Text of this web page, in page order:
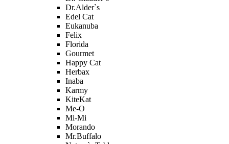
Dr.Alder`s
Edel Cat
Eukanuba
Felix
Florida
Gourmet
Happy Cat
Herbax
Inaba
Karmy
KiteKat
Me-O
Mi-Мi
Morando
Mr.Buffalo